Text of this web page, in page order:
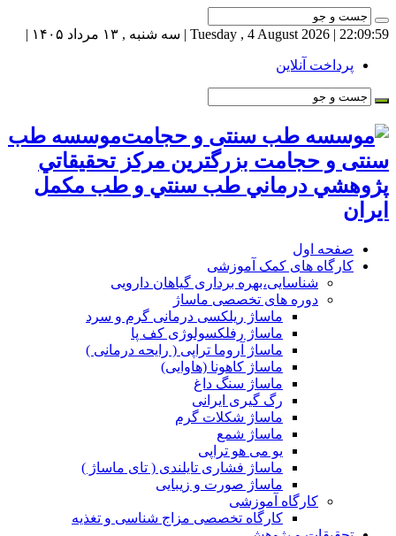
22:09:59 | Tuesday , 4 August 2026 | سه شنبه , ۱۳ مرداد ۱۴۰۵ |
پرداخت آنلاین
موسسه طب
سنتی و حجامت بزرگترين مركز تحقيقاتي
پژوهشي درماني طب سنتي و طب مكمل
ايران
صفحه اول
کارگاه های کمک آموزشی
شناسایی،بهره برداری گیاهان دارویی
دوره های تخصصی ماساژ
ماساژ ریلکسی درمانی گرم و سرد
ماساژ رفلکسولوژی کف پا
ماساژ آروما تراپی ( رایحه درمانی )
ماساژ کاهونا (هاوایی)
ماساژ سنگ داغ
رگ گیری ایرانی
ماساژ شکلات گرم
ماساژ شمع
یو می هو تراپی
ماساژ فشاری تایلندی ( تای ماساژ )
ماساژ صورت و زیبایی
کارگاه آموزشی
کارگاه تخصصی مزاج شناسی و تغذیه